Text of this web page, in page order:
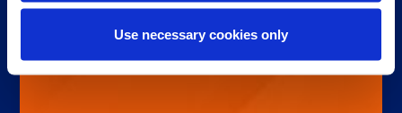
Use necessary cookies only
Empecemos